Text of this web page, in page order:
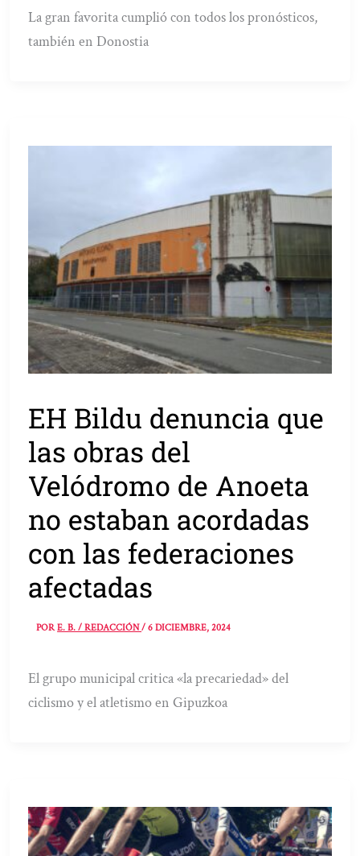
La gran favorita cumplió con todos los pronósticos,
también en Donostia
EH Bildu denuncia que
las obras del
Velódromo de Anoeta
no estaban acordadas
con las federaciones
afectadas
PORE. B. / REDACCIÓN/6 DICIEMBRE, 2024
El grupo municipal critica «la precariedad» del
ciclismo y el atletismo en Gipuzkoa